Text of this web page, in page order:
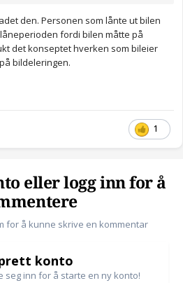
den. Personen som lånte ut bilen
fordi bilen måtte på
det konseptet hverken som bileier
bildeleringen.
1
eller logg inn for å
for å kunne skrive en kommentar
konto
seg inn for å starte en ny konto!